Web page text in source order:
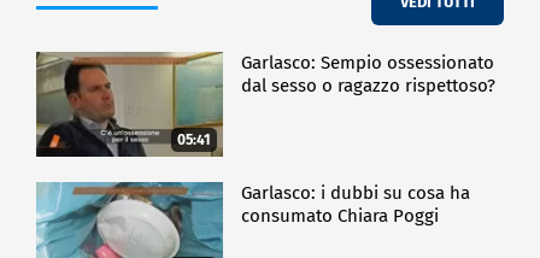
05:41
Garlasco: Sempio ossessionato
dal sesso o ragazzo rispettoso?
Garlasco: i dubbi su cosa ha
consumato Chiara Poggi